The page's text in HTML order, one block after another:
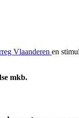
Vlaanderen en
mkb.